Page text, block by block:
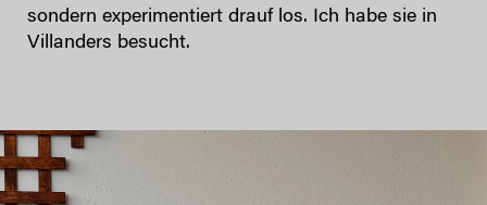
sondern experimentiert drauf los. Ich habe sie in
Villanders besucht.